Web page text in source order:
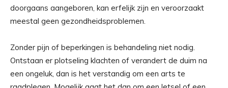
doorgaans aangeboren, kan erfelijk zijn en veroorzaakt
meestal geen gezondheidsproblemen.
Zonder pijn of beperkingen is behandeling niet nodig.
Ontstaan er plotseling klachten of verandert de duim na
een ongeluk, dan is het verstandig om een arts te